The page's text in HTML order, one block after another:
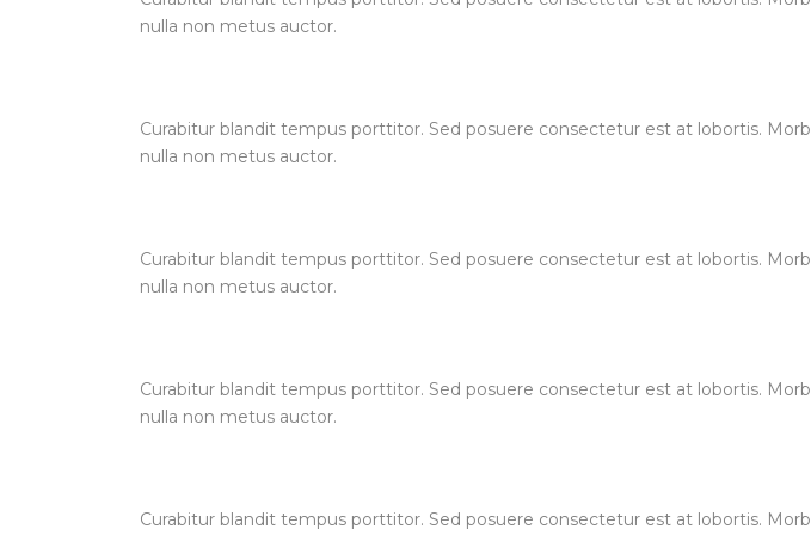
nulla non metus auctor.
Curabitur blandit tempus porttitor. Sed posuere consectetur est at lobortis.
nulla non metus auctor.
Curabitur blandit tempus porttitor. Sed posuere consectetur est at lobortis.
nulla non metus auctor.
Curabitur blandit tempus porttitor. Sed posuere consectetur est at lobortis.
nulla non metus auctor.
Curabitur blandit tempus porttitor. Sed posuere consectetur est at lobortis.